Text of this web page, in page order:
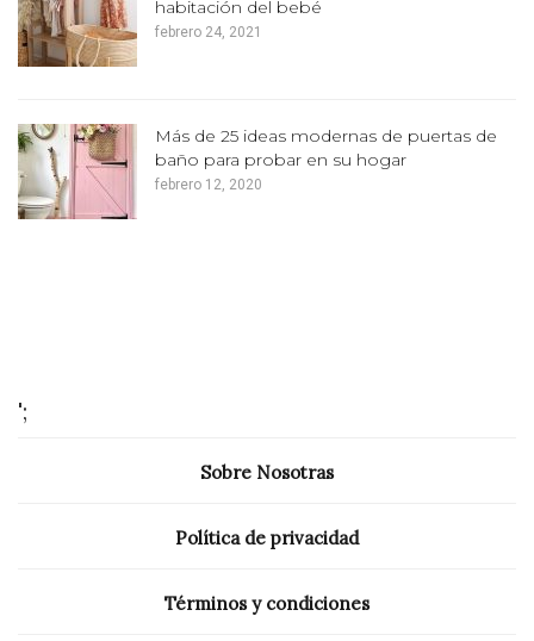
habitación del bebé
febrero 24, 2021
Más de 25 ideas modernas de puertas de
baño para probar en su hogar
febrero 12, 2020
';
Sobre Nosotras
Política de privacidad
Términos y condiciones